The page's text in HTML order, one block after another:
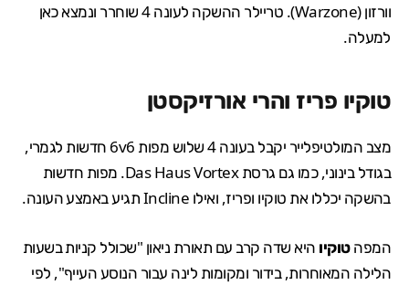
וורזון (Warzone). טריילר ההשקה לעונה 4 שוחרר ונמצא כאן
למעלה.
טוקיו פריז והרי אורזיקסטן
מצב המולטיפלייר יקבל בעונה 4 שלוש מפות 6v6 חדשות לגמרי,
בגודל בינוני, כמו גם גרסת Das Haus Vortex. מפות חדשות
בהשקה יכללו את טוקיו ופריז, ואילו Incline תגיע באמצע העונה.
המפהטוקיו היא שדה קרב עם תאורת ניאון "שכולל קניות בשעות
הלילה המאוחרות, בידור ומקומות לינה עבור הנוסע העייף", לפי